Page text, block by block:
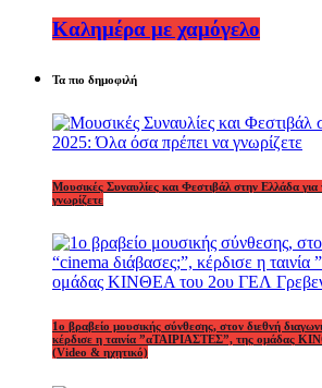
Καλημέρα με χαμόγελο
Τα πιο δημοφιλή
Μουσικές Συναυλίες και Φεστιβάλ στην Ελλάδα
γνωρίζετε
1o βραβείο μουσικής σύνθεσης, στον διεθνή
κέρδισε η ταινία ”αΤΑΙΡΙΑΣΤΕΣ”, της ομάδας
(Video & ηχητικό)